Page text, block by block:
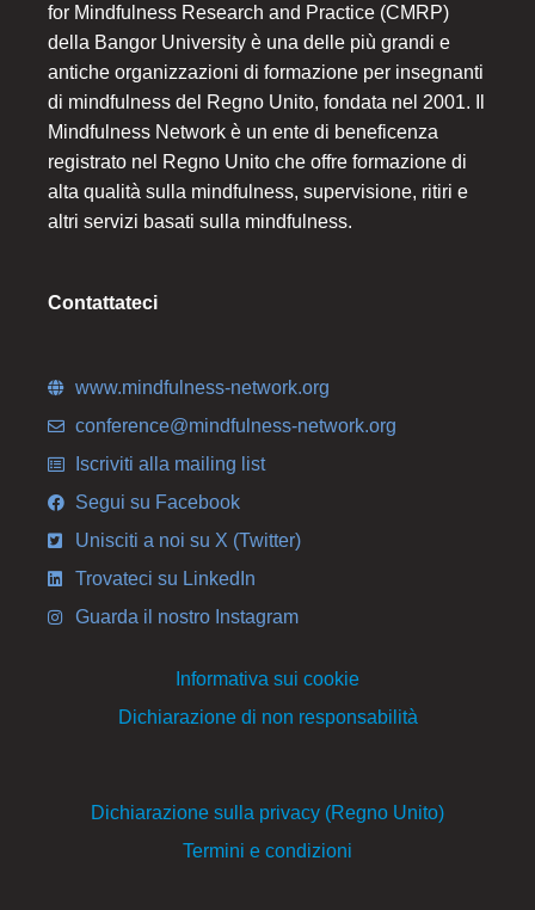
for Mindfulness Research and Practice (CMRP)
della Bangor University è una delle più grandi e
antiche organizzazioni di formazione per insegnanti
di mindfulness del Regno Unito, fondata nel 2001. Il
Mindfulness Network è un ente di beneficenza
registrato nel Regno Unito che offre formazione di
alta qualità sulla mindfulness, supervisione, ritiri e
altri servizi basati sulla mindfulness.
Contattateci
www.mindfulness-network.org
conference@mindfulness-network.org
Iscriviti alla mailing list
Segui su Facebook
Unisciti a noi su X (Twitter)
Trovateci su LinkedIn
Guarda il nostro Instagram
Informativa sui cookie
Dichiarazione di non responsabilità
Dichiarazione sulla privacy (Regno Unito)
Termini e condizioni